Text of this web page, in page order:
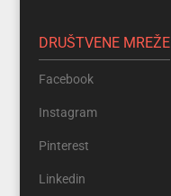
DRUŠTVENE MREŽE
Facebook
Instagram
Pinterest
Linkedin